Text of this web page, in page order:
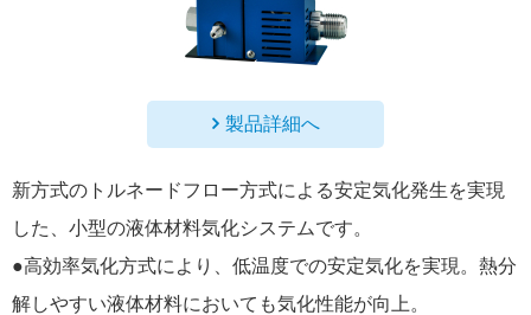
製品詳細へ
新方式のトルネードフロー方式による安定気化発生を実現
した、小型の液体材料気化システムです。
●高効率気化方式により、低温度での安定気化を実現。熱分
解しやすい液体材料においても気化性能が向上。